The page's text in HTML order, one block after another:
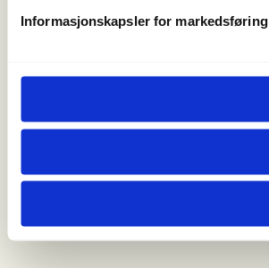
Informasjonskapsler for markedsføring